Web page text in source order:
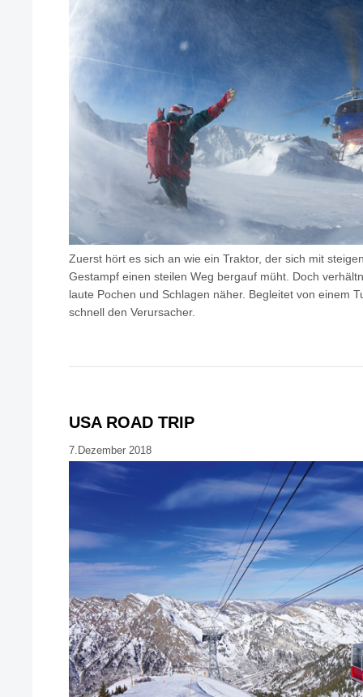
Zuerst hört es sich an wie ein Traktor, der sich mit
Gestampf einen steilen Weg bergauf müht. Doch
laute Pochen und Schlagen näher. Begleitet von einem
schnell den Verursacher.
USA ROAD TRIP
7.Dezember 2018